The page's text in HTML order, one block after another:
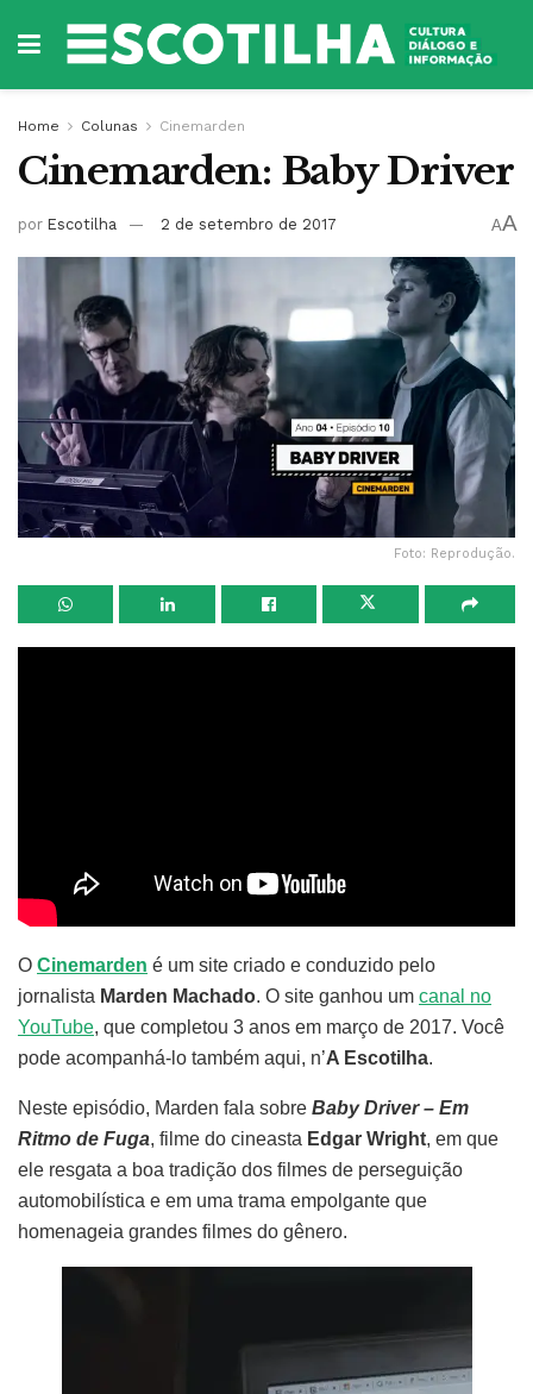
Home Colunas Cinemarden
Cinemarden: Baby Driver
por Escotilha 2 de setembro de 2017 AA
Foto: Reprodução.
O Cinemarden é um site criado e conduzido pelo
jornalista Marden Machado. O site ganhou um canal no
YouTube, que completou 3 anos em março de 2017. Você
pode acompanhá-lo também aqui, n’A Escotilha.
Neste episódio, Marden fala sobre Baby Driver – Em
Ritmo de Fuga, filme do cineasta Edgar Wright, em que
ele resgata a boa tradição dos filmes de perseguição
automobilística e em uma trama empolgante que
homenageia grandes filmes do gênero.